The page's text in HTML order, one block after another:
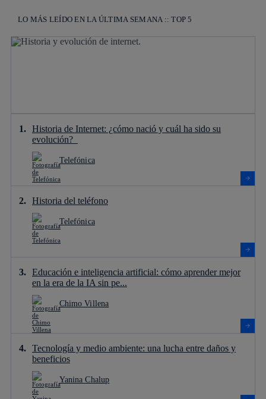
LO MÁS LEÍDO EN LA ÚLTIMA SEMANA :: TOP 5
Historia de Internet: ¿cómo nació y cuál ha sido su
evolución?
Telefónica
Historia del teléfono
Telefónica
Educación e inteligencia artificial: cómo aprender mejor
en la era de la IA sin pe...
Chimo Villena
Tecnología y medio ambiente: una lucha entre daños y
beneficios
Yanina Chalup